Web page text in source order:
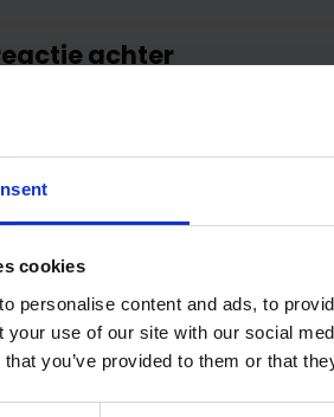
cookies
personalise content and ads, to
your use of our site with our social
you’ve provided to them or that
achter